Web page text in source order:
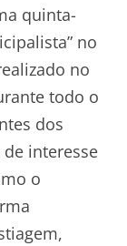
quinta-
no
no
todo o
dos
interesse
o